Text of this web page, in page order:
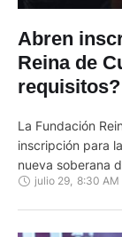
Abren
Reina de
requisitos?
La Fundación
inscripción para
nueva soberana
convocatoria
julio 29, 8:30 AM